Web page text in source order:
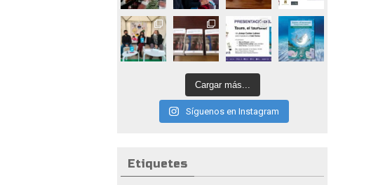
Cargar más...
Síguenos en Instagram
Etiquetes